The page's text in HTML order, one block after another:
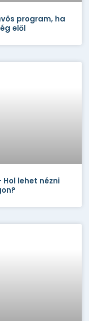
program, ha
elől
lehet nézni